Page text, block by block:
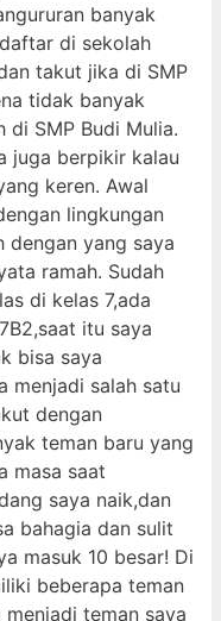
banyak
di sekolah
takut jika di SMP
tidak banyak
di SMP Budi Mulia.
juga berpikir kalau
keren. Awal
lingkungan
dengan yang saya
ramah. Sudah
di kelas 7,ada
itu saya
bisa saya
menjadi salah satu
dengan
teman baru yang
masa saat
saya naik,dan
bahagia dan sulit
masuk 10 besar! Di
beberapa teman
teman saya